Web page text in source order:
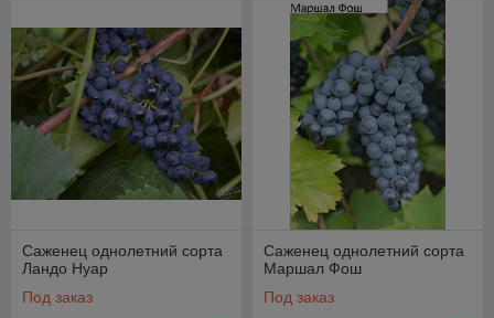
Саженец однолетний сорта
Ландо Нуар
Под заказ
Саженец однолетний сорта
Маршал Фош
Под заказ